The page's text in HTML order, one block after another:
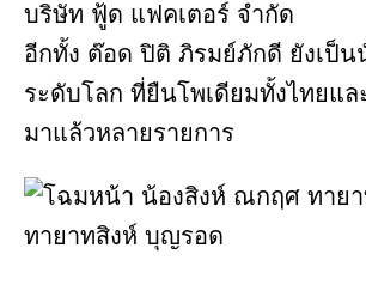
บริษัท ฟู้ด แฟคเตอร์ จำกัด
อีกทั้ง ต๊อด ปิติ ภิรมย์ภักดี ยังเป็น
ระดับโลก ที่ยืนโพเดียมทั้งไทยแล
มาแล้วหลายรายการ